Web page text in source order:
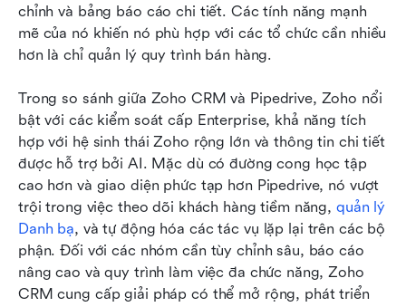
chỉnh và bảng báo cáo chi tiết. Các tính năng mạnh
mẽ của nó khiến nó phù hợp với các tổ chức cần nhiều
hơn là chỉ quản lý quy trình bán hàng.
Trong so sánh giữa Zoho CRM và Pipedrive, Zoho nổi
bật với các kiểm soát cấp Enterprise, khả năng tích
hợp với hệ sinh thái Zoho rộng lớn và thông tin chi tiết
được hỗ trợ bởi AI. Mặc dù có đường cong học tập
cao hơn và giao diện phức tạp hơn Pipedrive, nó vượt
trội trong việc theo dõi khách hàng tiềm năng, quản lý
Danh bạ, và tự động hóa các tác vụ lặp lại trên các bộ
phận. Đối với các nhóm cần tùy chỉnh sâu, báo cáo
nâng cao và quy trình làm việc đa chức năng, Zoho
CRM cung cấp giải pháp có thể mở rộng, phát triển